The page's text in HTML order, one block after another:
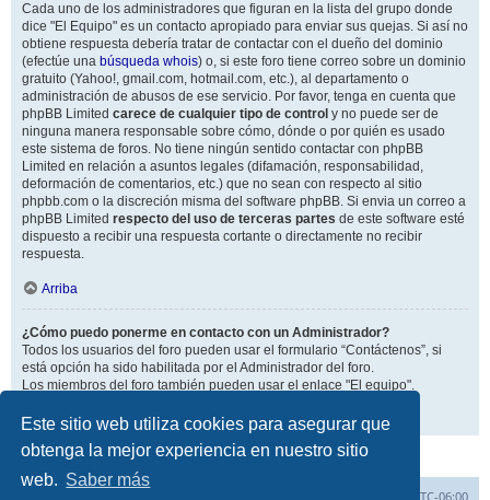
Este sitio web utiliza cookies para asegurar que
obtenga la mejor experiencia en nuestro sitio
web. Saber más
Cada uno de los administradores que figuran en la lista del grupo donde
dice "El Equipo" es un contacto apropiado para enviar sus quejas. Si así no
obtiene respuesta debería tratar de contactar con el dueño del dominio
(efectúe una búsqueda whois) o, si este foro tiene correo sobre un dominio
gratuito (Yahoo!, gmail.com, hotmail.com, etc.), al departamento o
administración de abusos de ese servicio. Por favor, tenga en cuenta que
phpBB Limited carece de cualquier tipo de control y no puede ser de
ninguna manera responsable sobre cómo, dónde o por quién es usado
este sistema de foros. No tiene ningún sentido contactar con phpBB
Limited en relación a asuntos legales (difamación, responsabilidad,
deformación de comentarios, etc.) que no sean con respecto al sitio
phpbb.com o la discreción misma del software phpBB. Si envia un correo a
phpBB Limited respecto del uso de terceras partes de este software esté
dispuesto a recibir una respuesta cortante o directamente no recibir
respuesta.
Arriba
¿Cómo puedo ponerme en contacto con un Administrador?
Todos los usuarios del foro pueden usar el formulario “Contáctenos”, si
está opción ha sido habilitada por el Administrador del foro.
Los miembros del foro también pueden usar el enlace "El equipo".
Arriba
UTC-06:00